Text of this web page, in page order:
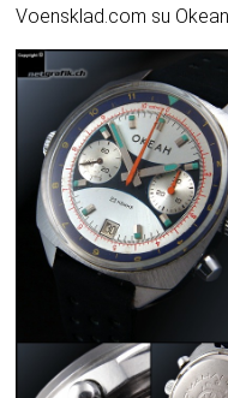
Voensklad.com su